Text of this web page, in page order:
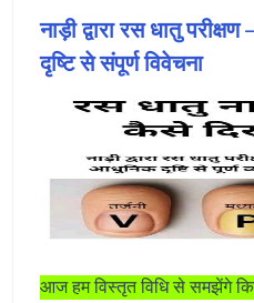
नाड़ी द्वारा रस धातु
दृष्टि से संपूर्ण विवेचना
आज हम विस्तृत विधि से समझेंगे